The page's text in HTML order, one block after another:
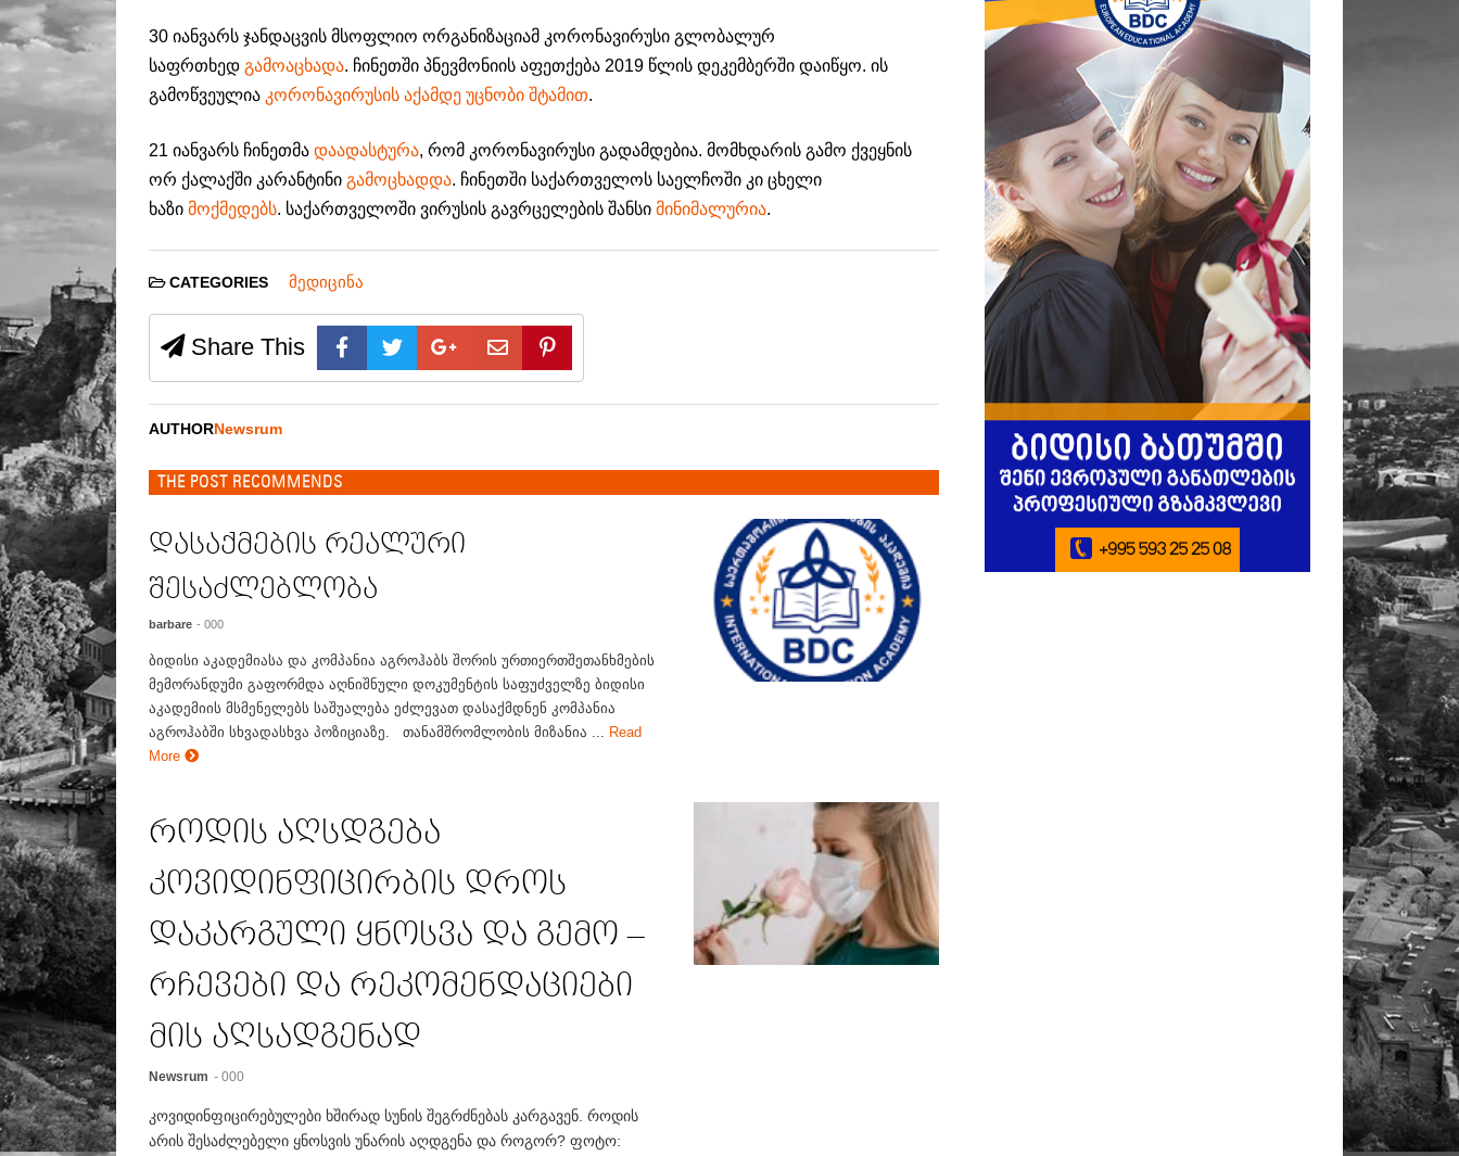
30 იანვარს ჯანდაცვის მსოფლიო ორგანიზაციამ კორონავირუსი გლობალურ
საფრთხედ გამოაცხადა. ჩინეთში პნევმონიის აფეთქება 2019 წლის დეკემბერში დაიწყო. ის
გამოწვეულია კორონავირუსის აქამდე უცნობი შტამით.
21 იანვარს ჩინეთმა დაადასტურა, რომ კორონავირუსი გადამდებია. მომხდარის გამო ქვეყნის
ორ ქალაქში კარანტინი გამოცხადდა. ჩინეთში საქართველოს საელჩოში კი ცხელი
ხაზი მოქმედებს. საქართველოში ვირუსის გავრცელების შანსი მინიმალურია.
CATEGORIES მედიცინა
Share This
AUTHORNewsrum
THE POST RECOMMENDS
დასაქმების რეალური
შესაძლებლობა
barbare - 000
ბიდისი აკადემიასა და კომპანია აგროჰაბს შორის ურთიერთშეთანხმების
მემორანდუმი გაფორმდა აღნიშნული დოკუმენტის საფუძველზე ბიდისი
აკადემიის მსმენელებს საშუალება ეძლევათ დასაქმდნენ კომპანია
აგროჰაბში სხვადასხვა პოზიციაზე. თანამშრომლობის მიზანია ...
Read
More
როდის აღსდგება
კოვიდინფიცირბის დროს
დაკარგული ყნოსვა და გემო –
რჩევები და რეკომენდაციები
მის აღსადგენად
Newsrum - 000
კოვიდინფიცირებულები ხშირად სუნის შეგრძნებას კარგავენ. როდის
არის შესაძლებელი ყნოსვის უნარის აღდგენა და როგორ? ფოტო: